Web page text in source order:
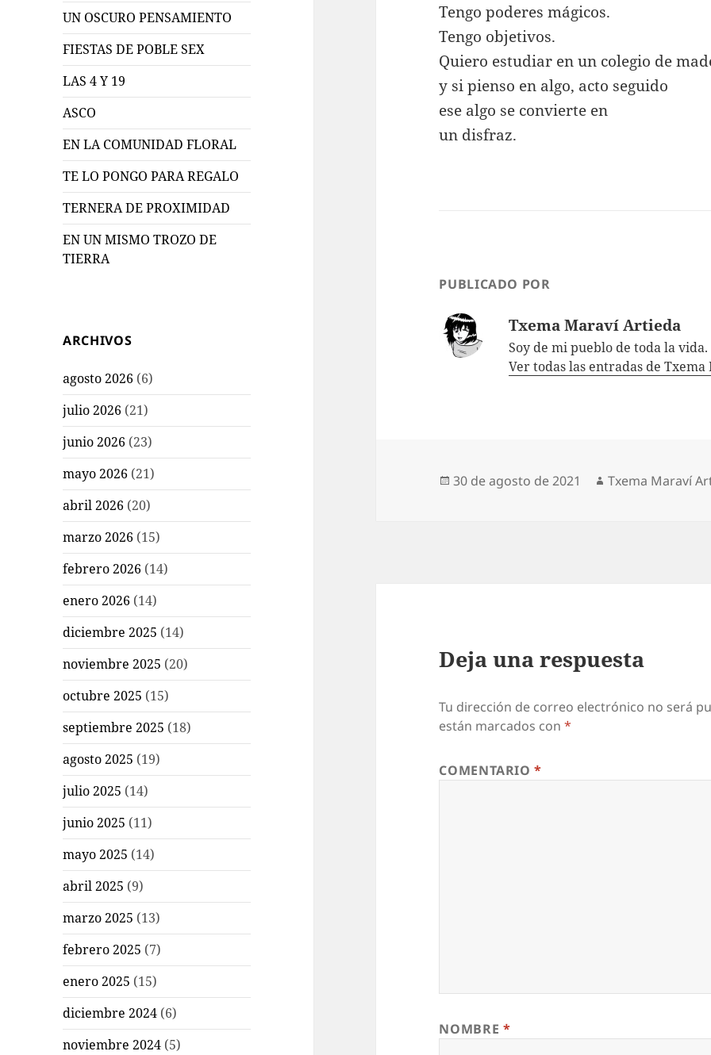
UN OSCURO PENSAMIENTO
FIESTAS DE POBLE SEX
LAS 4 Y 19
ASCO
EN LA COMUNIDAD FLORAL
TE LO PONGO PARA REGALO
TERNERA DE PROXIMIDAD
EN UN MISMO TROZO DE
TIERRA
ARCHIVOS
agosto 2026 (6)
julio 2026 (21)
junio 2026 (23)
mayo 2026 (21)
abril 2026 (20)
marzo 2026 (15)
febrero 2026 (14)
enero 2026 (14)
diciembre 2025 (14)
noviembre 2025 (20)
octubre 2025 (15)
septiembre 2025 (18)
agosto 2025 (19)
julio 2025 (14)
junio 2025 (11)
mayo 2025 (14)
abril 2025 (9)
marzo 2025 (13)
febrero 2025 (7)
enero 2025 (15)
diciembre 2024 (6)
noviembre 2024 (5)
Tengo poderes mágicos.
Tengo objetivos.
Quiero estudiar en un colegio de
y si pienso en algo, acto seguido
ese algo se convierte en
un disfraz.
PUBLICADO POR
Txema Maraví Artieda
Soy de mi pueblo de toda la vida.
Ver todas las entradas de
Publicado
30 de agosto de 2021 Autor
Txema Maraví
Deja una respuesta
Tu dirección de correo electrónico no será
están marcados con*
COMENTARIO*
NOMBRE *